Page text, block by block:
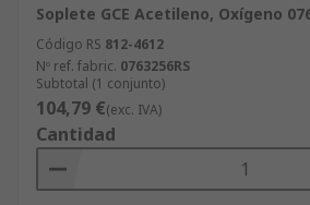
Soplete GCE Acetileno, Oxígeno
Código RS 812-4612
Nº ref. fabric. 0763256RS
Subtotal (1 conjunto)
104,79 €(exc. IVA)
Cantidad